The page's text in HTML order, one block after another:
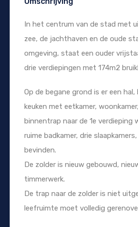
In het centrum van de stad met
zee, de jachthaven en de oude
omgeving, staat een ouder
drie verdiepingen met 174m2
Op de begane grond is er een hal,
keuken met eetkamer,
binnentrap naar de 1e verdieping
ruime badkamer, drie
bevinden.
De zolder is nieuw gebouwd,
timmerwerk.
De trap naar de zolder is niet
leefruimte moet volledig